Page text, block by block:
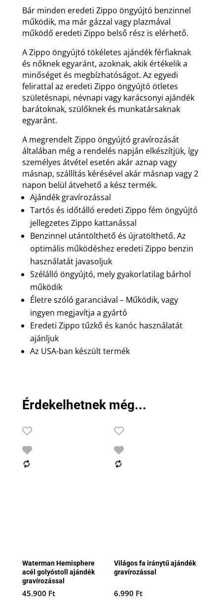
Bár minden eredeti Zippo öngyújtó benzinnel
működik, ma már gázzal vagy plazmával
működő eredeti Zippo belső rész is elérhető.
A Zippo öngyújtó tökéletes ajándék férfiaknak
és nőknek egyaránt, azoknak, akik értékelik a
minőséget és megbízhatóságot. Az egyedi
felirattal az eredeti Zippo öngyújtó ötletes
születésnapi, névnapi vagy karácsonyi ajándék
barátoknak, szülőknek és munkatársaknak
egyaránt.
A megrendelt Zippo öngyújtó gravírozását
általában még a rendelés napján elkészítjük, így
személyes átvétel esetén akár aznap vagy
másnap, szállítás kérésével akár másnap vagy 2
napon belül átvehető a kész termék.
Ajándék gravírozással
Tartós és időtálló eredeti Zippo fém öngyújtó
jellegzetes Zippo kattanással
Benzinnel utántölthető és újratölthető. Az
optimális működéshez eredeti Zippo benzin
használatát javasoljuk
Szélálló öngyújtó, mely gyakorlatilag bárhol
működik
Életre szóló garanciával – Működik, vagy
ingyen megjavítja a gyártó
Eredeti Zippo tűzkő és kanóc használatát
ajánljuk
Az USA-ban készült termék
Érdekelhetnek még...
Waterman Hemisphere
acél golyóstoll ajándék
gravírozással
45.900 Ft
Világos fa iránytű ajándék
gravírozással
6.990 Ft